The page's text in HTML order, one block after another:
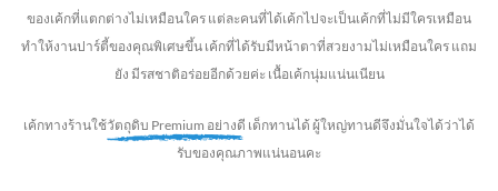
ของเค้กที่แตกต่างไม่เหมือนใคร แต่ละคนที่ได้เค้กไปจะเป็นเค้กที่ไม่มีใครเหมือน
ทำให้งานปาร์ตี้ของคุณพิเศษขึ้น เค้กที่ได้รับมีหน้าตาที่สวยงามไม่เหมือนใคร แถม
ยัง มีรสชาติอร่อยอีกด้วยค่ะ เนื้อเค้กนุ่มแน่นเนียน
เค้กทางร้านใช้วัตถุดิบ Premium อย่างดี เด็กทานได้ ผู้ใหญ่ทานดีจึงมั่นใจได้ว่าได้
รับของคุณภาพแน่นอนคะ